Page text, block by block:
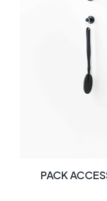
PACK